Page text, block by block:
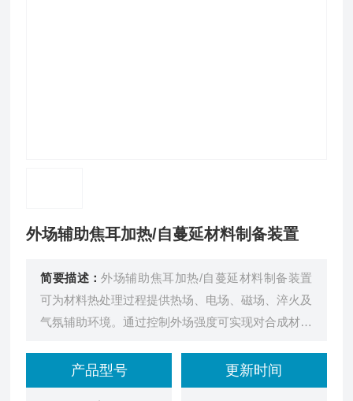
外场辅助焦耳加热/自蔓延材料制备装置
简要描述：外场辅助焦耳加热/自蔓延材料制备装置
可为材料热处理过程提供热场、电场、磁场、淬火及
气氛辅助环境。通过控制外场强度可实现对合成材料
式。整机模块化设计，自动控制程度高；由反应腔
体、电控柜系统、外部磁场线圈、水冷机构成。
产品型号 更新时间